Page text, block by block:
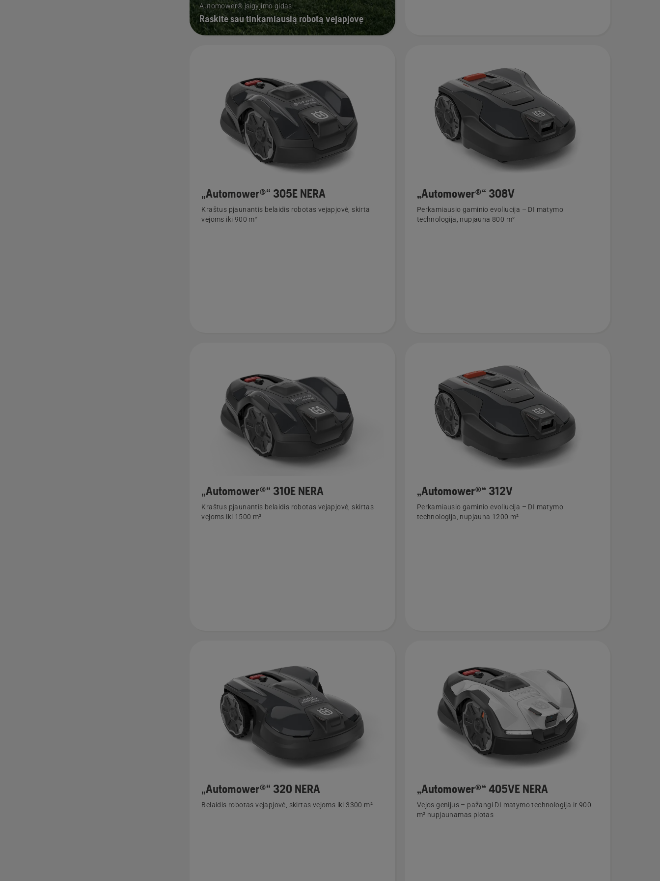
Automower® įsigyjimo gidas
Raskite sau tinkamiausią robotą vejapjovę
„Automower®“ 305E NERA
Kraštus pjaunantis belaidis robotas vejapjovė, skirta
vejoms iki 900 m²
„Automower®“ 308V
Perkamiausio gaminio evoliucija – DI matymo
technologija, nupjauna 800 m²
„Automower®“ 310E NERA
Kraštus pjaunantis belaidis robotas vejapjovė, skirtas
vejoms iki 1500 m²
„Automower®“ 312V
Perkamiausio gaminio evoliucija – DI matymo
technologija, nupjauna 1200 m²
„Automower®“ 320 NERA
Belaidis robotas vejapjovė, skirtas vejoms iki 3300 m²
„Automower®“ 405VE NERA
Vejos genijus – pažangi DI matymo technologija ir 900
m² nupjaunamas plotas